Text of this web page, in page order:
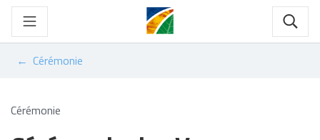
Gestion des traceurs
Aller
contenu
Cérémonie
Cérémonie